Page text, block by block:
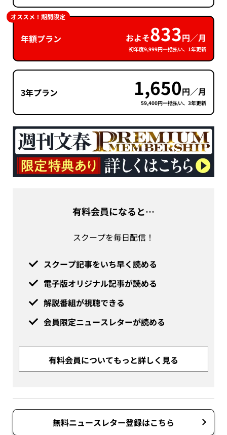
年額プラン およそ833円／月
初年度9,999円一括払い、1年更新
オススメ！期間限定
3年プラン 1,650円／月
59,400円一括払い、3年更新
有料会員になると…
スクープを毎日配信！
スクープ記事をいち早く読める
電子版オリジナル記事が読める
解説番組が視聴できる
会員限定ニュースレターが読める
有料会員についてもっと詳しく見る
無料ニュースレター登録はこちら